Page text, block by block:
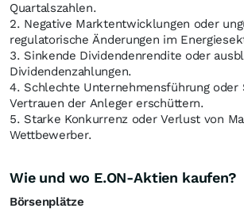
Quartalszahlen.
2. Negative Marktentwicklungen oder
regulatorische Änderungen im
3. Sinkende Dividendenrendite oder
Dividendenzahlungen.
4. Schlechte Unternehmensführung oder
Vertrauen der Anleger erschüttern.
5. Starke Konkurrenz oder Verlust von
Wettbewerber.
Wie und wo E.ON-Aktien kaufen?
Börsenplätze